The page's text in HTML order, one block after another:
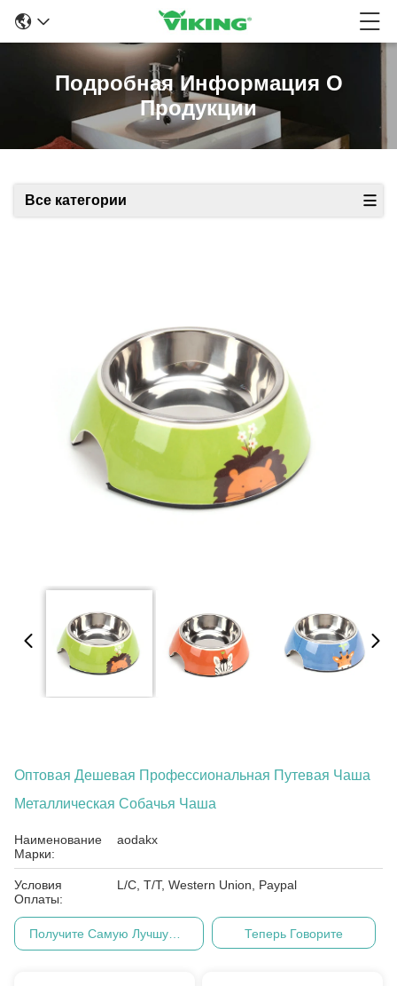
Подробная Информация О
Продукции
Все категории
Оптовая Дешевая Профессиональная Путевая Чаша
Металлическая Собачья Чаша
Наименование
Марки:
aodakx
Условия
Оплаты:
L/C, T/T, Western Union, Paypal
Теперь Говорите